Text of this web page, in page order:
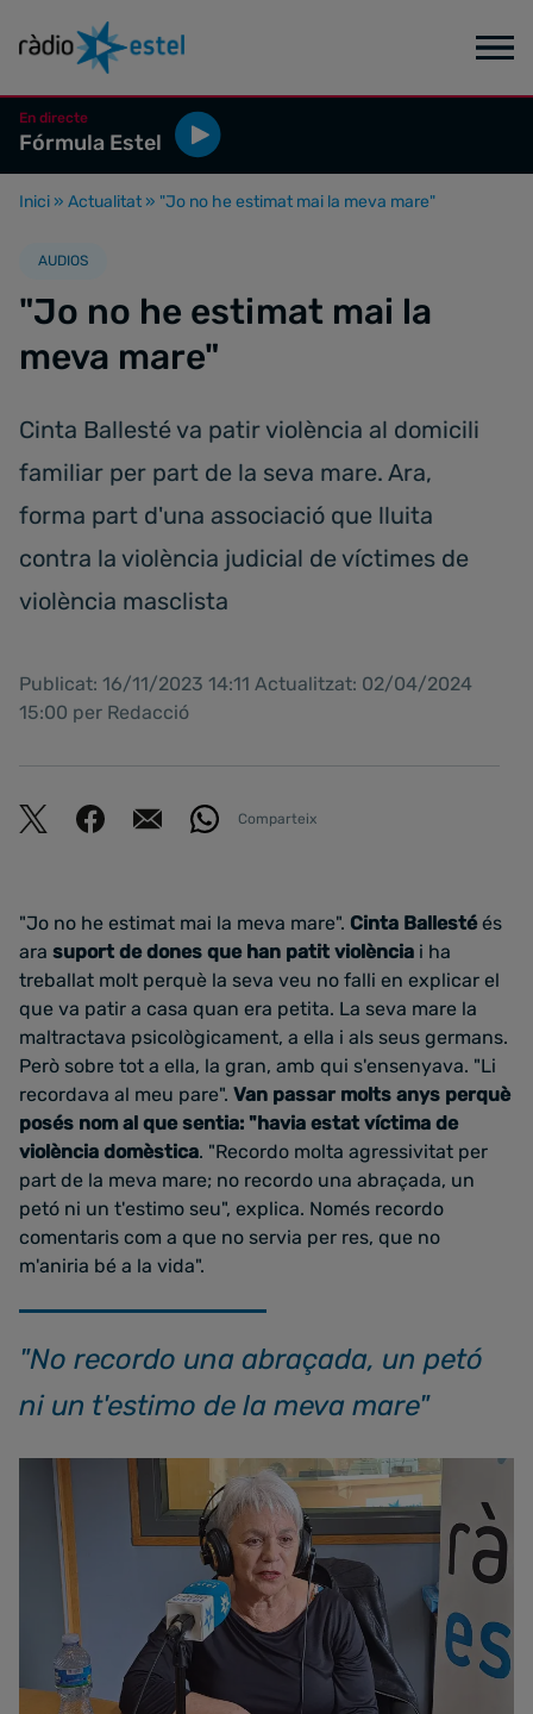
En directe
Fórmula Estel
Inici » Actualitat » "Jo no he estimat mai la meva mare"
AUDIOS
"Jo no he estimat mai la
meva mare"
Cinta Ballesté va patir violència al domicili
familiar per part de la seva mare. Ara,
forma part d'una associació que lluita
contra la violència judicial de víctimes de
violència masclista
Publicat: 16/11/2023 14:11 Actualitzat: 02/04/2024
15:00 per Redacció
Comparteix
"Jo no he estimat mai la meva mare". Cinta Ballestéés
ara suport de dones que han patit violència i ha
treballat molt perquè la seva veu no falli en explicar el
que va patir a casa quan era petita. La seva mare la
maltractava psicològicament, a ella i als seus germans.
Però sobre tot a ella, la gran, amb qui s'ensenyava. "Li
recordava al meu pare". Van passar molts anys perquè
posés nom al que sentia: "havia estat víctima de
violència domèstica. "Recordo molta agressivitat per
part de la meva mare; no recordo una abraçada, un
petó ni un t'estimo seu", explica. Només recordo
comentaris com a que no servia per res, que no
m'aniria bé a la vida".
"No recordo una abraçada, un petó
ni un t'estimo de la meva mare"